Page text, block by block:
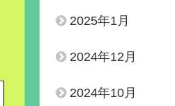
2025年1月
2024年12月
2024年10月